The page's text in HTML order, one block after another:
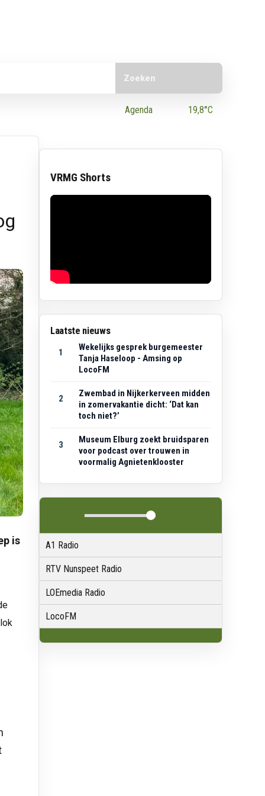
Agenda 19,8°C
is
VRMG Shorts
Laatste nieuws
1
Wekelijks gesprek burgemeester
Tanja Haseloop - Amsing op
LocoFM
2
Zwembad in Nijkerkerveen midden
in zomervakantie dicht: ‘Dat kan
toch niet?’
3
Museum Elburg zoekt bruidsparen
voor podcast over trouwen in
voormalig Agnietenklooster
A1 Radio
RTV Nunspeet Radio
LOEmedia Radio
LocoFM